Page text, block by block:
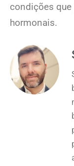
condições
hormonais.